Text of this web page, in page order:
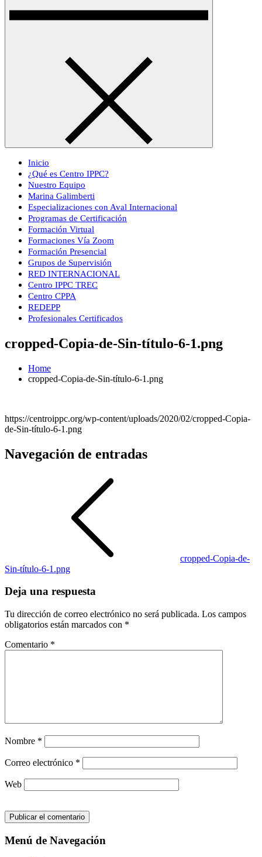
Inicio
¿Qué es Centro IPPC?
Nuestro Equipo
Marina Galimberti
Especializaciones con Aval Internacional
Programas de Certificación
Formación Virtual
Formaciones Vía Zoom
Formación Presencial
Grupos de Supervisión
RED INTERNACIONAL
Centro IPPC TREC
Centro CPPA
REDEPP
Profesionales Certificados
cropped-Copia-de-Sin-título-6-1.png
Home
cropped-Copia-de-Sin-título-6-1.png
https://centroippc.org/wp-content/uploads/2020/02/cropped-Copia-
de-Sin-título-6-1.png
Navegación de entradas
cropped-Copia-de-
Sin-título-6-1.png
Deja una respuesta
Tu dirección de correo electrónico no será publicada. Los campos
obligatorios están marcados con *
Comentario *
Nombre *
Correo electrónico *
Web
Menú de Navegación